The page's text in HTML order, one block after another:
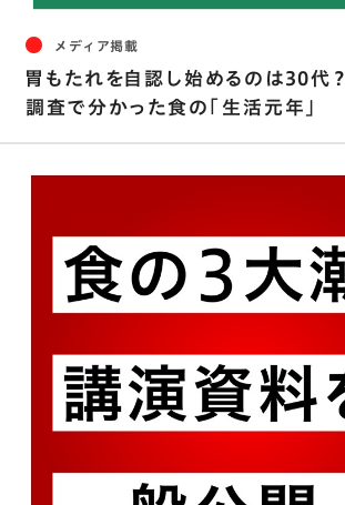
メディア掲載
胃もたれを自認し始めるのは30代？
調査で分かった食の「生活元年」